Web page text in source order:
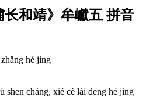
长和靖》牟巘五 拼音
hé jìng
shēn cháng, xié cè lái dēng hé jìng